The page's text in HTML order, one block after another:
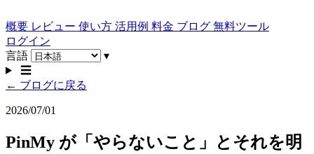
概要 レビュー 使い方 活用例 料金 ブログ 無料ツール
ログイン
言語
▾
☰
← ブログに戻る
2026/07/01
PinMy が「やらないこと」とそれを明